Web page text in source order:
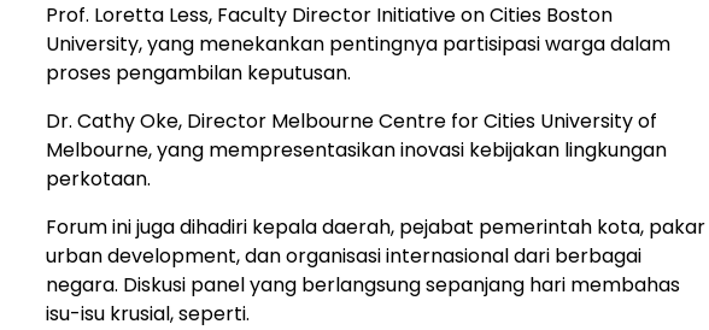
Prof. Loretta Less, Faculty Director Initiative on Cities Boston
University, yang menekankan pentingnya partisipasi warga dalam
proses pengambilan keputusan.
Dr. Cathy Oke, Director Melbourne Centre for Cities University of
Melbourne, yang mempresentasikan inovasi kebijakan lingkungan
perkotaan.
Forum ini juga dihadiri kepala daerah, pejabat pemerintah kota, pakar
urban development, dan organisasi internasional dari berbagai
negara. Diskusi panel yang berlangsung sepanjang hari membahas
isu-isu krusial, seperti.